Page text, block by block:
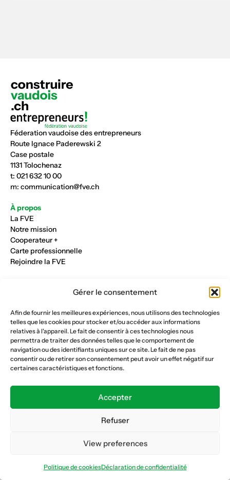
Gérer le consentement
Afin de fournir les meilleures expériences, nous utilisons des technologies
telles que les cookies pour stocker et/ou accéder aux informations
relatives à l'appareil. Le fait de consentir à ces technologies nous
permettra de traiter des données telles que le comportement de
navigation ou des identifiants uniques sur ce site. Le fait de ne pas
consentir ou de retirer son consentement peut avoir un effet négatif sur
certaines caractéristiques et fonctions.
Accepter
Refuser
View preferences
Politique de cookiesDéclaration de confidentialité
Féderation vaudoise des entrepreneurs
Route Ignace Paderewski 2
Case postale
1131 Tolochenaz
t: 021 632 10 00
m: communication@fve.ch
À propos
La FVE
Notre mission
Cooperateur +
Carte professionnelle
Rejoindre la FVE
Maçonnerie et génie civil
Parqueterie et sols
Menuiserie et bois
Plâtrerie et peinture
Nous suivre
Formation continue
Caisse AVS 66.1
© Copyright 2026 FVE
Website :